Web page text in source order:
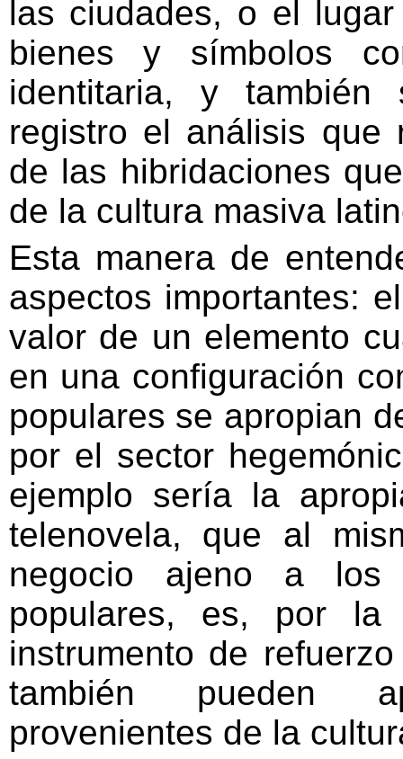
las ciudades, o el
bienes y símbolos
identitaria, y
registro el análisis
de las hibridaciones
de la cultura masiva
Esta manera de
aspectos importantes:
valor de un elemento
en una configuración
populares se apropian
por el sector
ejemplo sería la
telenovela, que al
negocio ajeno a los
populares, es, por la
instrumento de
también pueden
provenientes de la